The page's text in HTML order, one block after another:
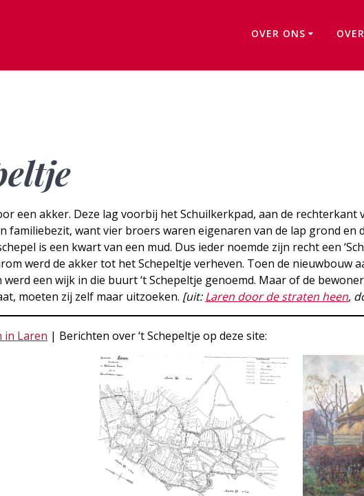
OVER ONS
een akker. Deze lag voorbij het Schuilkerkpad, aan de rechterkant
familiebezit, want vier broers waren eigenaren van de lap grond en
is een kwart van een mud. Dus ieder noemde zijn recht een
werd de akker tot het Schepeltje verheven. Toen de nieuwbouw
werd een wijk in die buurt ‘t Schepeltje genoemd. Maar of de
moeten zij zelf maar uitzoeken. [uit:Laren door de straten heen,
in Laren | Berichten over ‘t Schepeltje op deze site: